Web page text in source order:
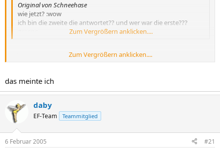
Original von Schneehase
wie jetzt? :wow
ich bin die zweite die antwortet?? und wer war die erste???
Zum Vergrößern anklicken....
Zum Vergrößern anklicken....
das meinte ich
daby
EF-Team Teammitglied
6 Februar 2005 #21